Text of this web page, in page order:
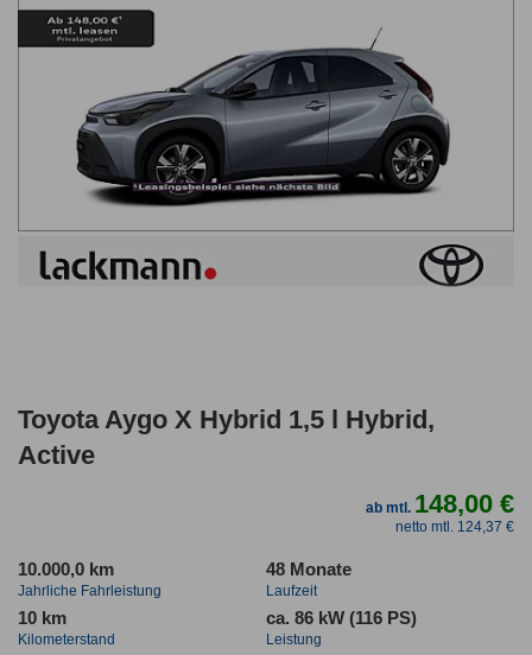
Toyota Aygo X Hybrid 1,5 l Hybrid,
Active
ab mtl. 148,00 €
netto mtl. 124,37 €
10.000,0 km
Jahrliche Fahrleistung
48 Monate
Laufzeit
10 km
Kilometerstand
ca. 86 kW (116 PS)
Leistung